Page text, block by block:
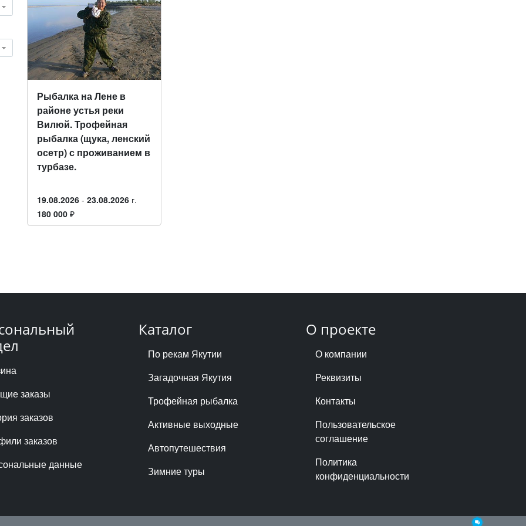
Рыбалка на Лене в
районе устья реки
Вилюй. Трофейная
рыбалка (щука, ленский
осетр) с проживанием в
турбазе.
19.08.2026 - 23.08.2026 г.
180 000 ₽
заказы
заказов
заказов
данные
Каталог
По рекам Якутии
Загадочная Якутия
Трофейная рыбалка
Активные выходные
Автопутешествия
Зимние туры
О проекте
О компании
Реквизиты
Контакты
Пользовательское
соглашение
Политика
конфиденциальности